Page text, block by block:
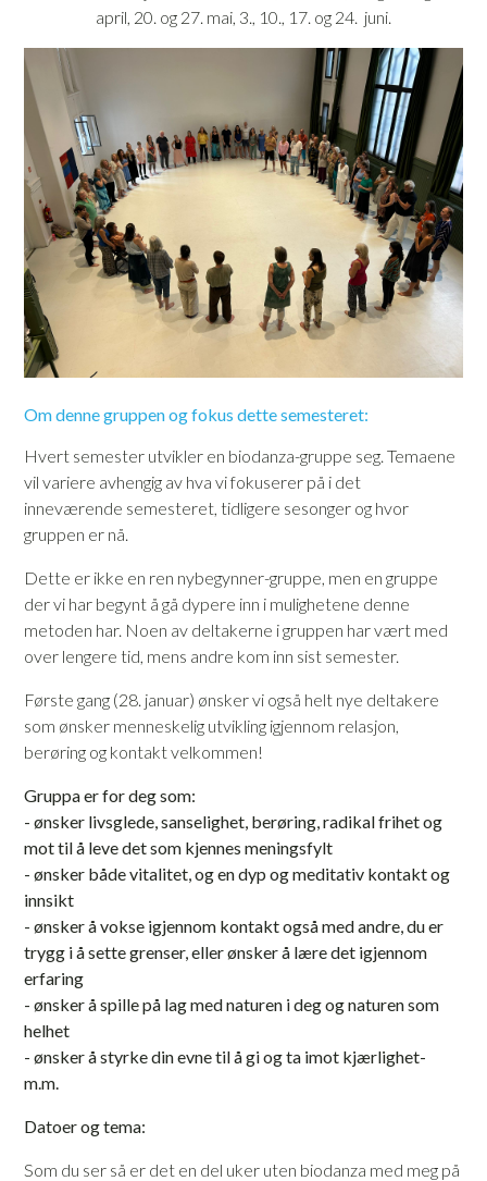
april, 20. og 27. mai, 3., 10., 17. og 24. juni.
Om denne gruppen og fokus dette semesteret:
Hvert semester utvikler en biodanza-gruppe seg. Temaene
vil variere avhengig av hva vi fokuserer på i det
inneværende semesteret, tidligere sesonger og hvor
gruppen er nå.
Dette er ikke en ren nybegynner-gruppe, men en gruppe
der vi har begynt å gå dypere inn i mulighetene denne
metoden har. Noen av deltakerne i gruppen har vært med
over lengere tid, mens andre kom inn sist semester.
Første gang (28. januar) ønsker vi også helt nye deltakere
som ønsker menneskelig utvikling igjennom relasjon,
berøring og kontakt velkommen!
Gruppa er for deg som:
- ønsker livsglede, sanselighet, berøring, radikal frihet og
mot til å leve det som kjennes meningsfylt
- ønsker både vitalitet, og en dyp og meditativ kontakt og
innsikt
- ønsker å vokse igjennom kontakt også med andre, du er
trygg i å sette grenser, eller ønsker å lære det igjennom
erfaring
- ønsker å spille på lag med naturen i deg og naturen som
helhet
- ønsker å styrke din evne til å gi og ta imot kjærlighet-
m.m.
Datoer og tema:
Som du ser så er det en del uker uten biodanza med meg på